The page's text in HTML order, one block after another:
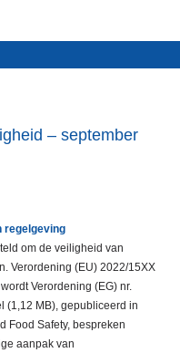
– september
regelgeving
om de veiligheid van
Verordening (EU) 2022/15XX
Verordening (EG) nr.
(1,12 MB), gepubliceerd in
Food Safety, bespreken
aanpak van